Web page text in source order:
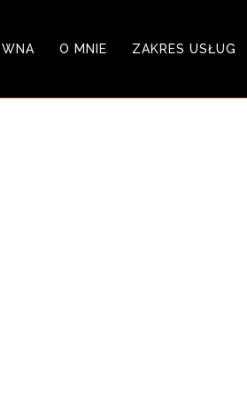
O MNIE ZAKRES USŁUG